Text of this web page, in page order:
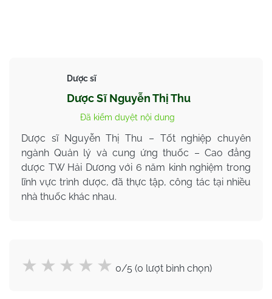
Dược sĩ
Dược Sĩ Nguyễn Thị Thu
Đã kiểm duyệt nội dung
Dược sĩ Nguyễn Thị Thu – Tốt nghiệp chuyên
ngành Quản lý và cung ứng thuốc – Cao đẳng
dược TW Hải Dương với 6 năm kinh nghiệm trong
lĩnh vực trình dược, đã thực tập, công tác tại nhiều
nhà thuốc khác nhau.
0/5 (0 lượt bình chọn)